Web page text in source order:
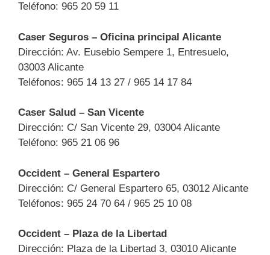
Teléfono: 965 20 59 11
Caser Seguros – Oficina principal Alicante
Dirección: Av. Eusebio Sempere 1, Entresuelo,
03003 Alicante
Teléfonos: 965 14 13 27 / 965 14 17 84
Caser Salud – San Vicente
Dirección: C/ San Vicente 29, 03004 Alicante
Teléfono: 965 21 06 96
Occident – General Espartero
Dirección: C/ General Espartero 65, 03012 Alicante
Teléfonos: 965 24 70 64 / 965 25 10 08
Occident – Plaza de la Libertad
Dirección: Plaza de la Libertad 3, 03010 Alicante